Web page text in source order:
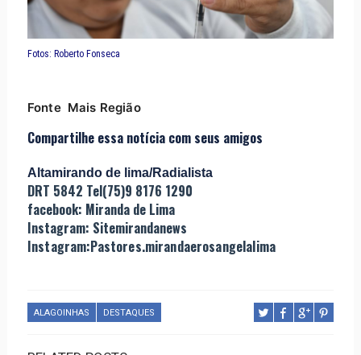
Fotos: Roberto Fonseca
Fonte Mais Região
Compartilhe essa notícia com seus amigos
Altamirando de lima/Radialista
DRT 5842 Tel(75)9 8176 1290
facebook: Miranda de Lima
Instagram: Sitemirandanews
Instagram:Pastores.mirandaerosangelalima
ALAGOINHAS DESTAQUES